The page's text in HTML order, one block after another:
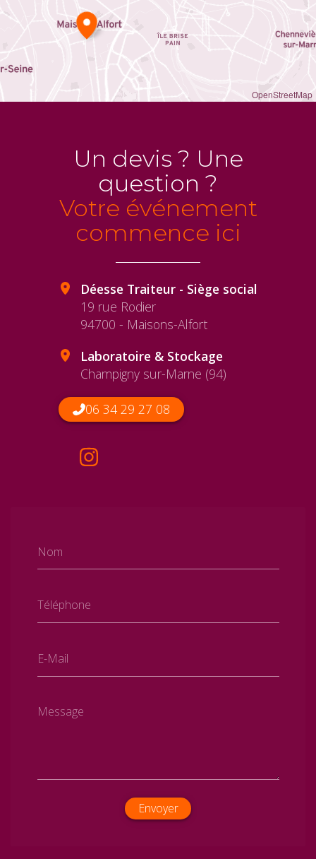
OpenStreetMap
Un devis ? Une
question ?
Votre événement
commence ici
Nom
Téléphone
E-Mail
Message
Envoyer
Déesse Traiteur - Siège social
19 rue Rodier
94700 - Maisons-Alfort
Laboratoire & Stockage
Champigny sur-Marne (94)
06 34 29 27 08